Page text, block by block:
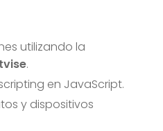
utilizando la
.
en JavaScript.
y dispositivos